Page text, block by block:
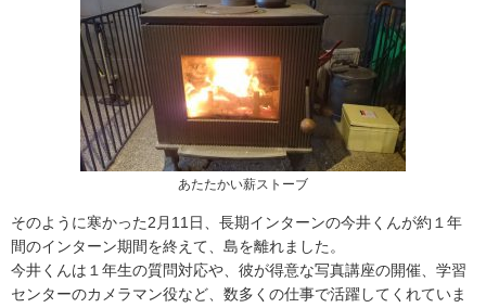
く
れ
ま
(高
橋)」
の
あたたかい薪ストーブ
そのように寒かった2月11日、長期インターンの今井くんが約１年
間のインターン期間を終えて、島を離れました。
今井くんは１年生の質問対応や、彼が得意な写真講座の開催、学習
センターのカメラマン役など、数多くの仕事で活躍してくれていま